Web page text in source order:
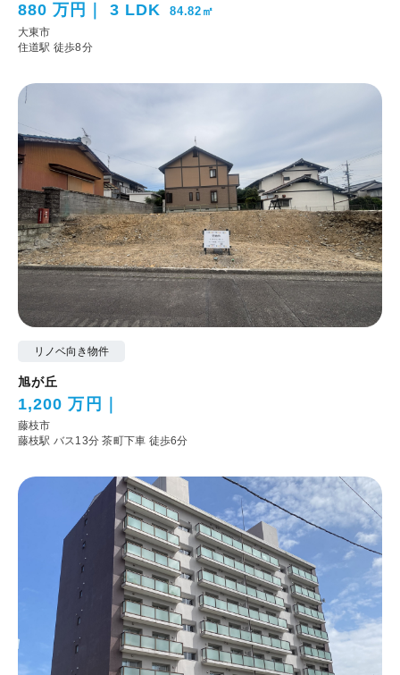
880 万円 3 LDK 84.82㎡
大東市
住道駅 徒歩8分
リノベ向き物件
旭が丘
1,200 万円
藤枝市
藤枝駅 バス13分 茶町下車 徒歩6分